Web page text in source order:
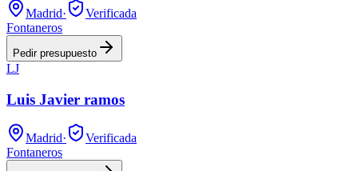
Madrid·
Verificada
Fontaneros
Pedir presupuesto
LJ
Luis Javier ramos
Madrid·
Verificada
Fontaneros